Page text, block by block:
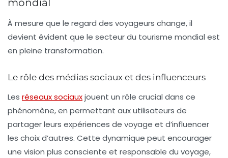
mondial
À mesure que le regard des voyageurs change, il
devient évident que le secteur du tourisme mondial est
en pleine transformation.
Le rôle des médias sociaux et des influenceurs
Les réseaux sociauxjouent un rôle crucial dans ce
phénomène, en permettant aux utilisateurs de
partager leurs expériences de voyage et d’influencer
les choix d’autres. Cette dynamique peut encourager
une vision plus consciente et responsable du voyage,